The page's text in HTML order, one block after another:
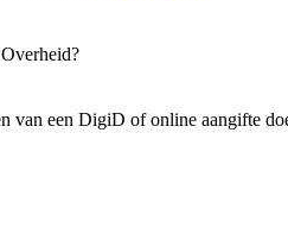
van een DigiD of online aangifte